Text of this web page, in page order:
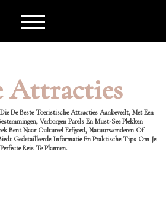
Attracties
De Beste Toeristische Attracties Aanbeveelt, Met Een
Verborgen Parels En Must-See Plekken
Bent Naar Cultureel Erfgoed, Natuurwonderen Of
Gedetailleerde Informatie En Praktische Tips Om Je
Perfecte Reis Te Plannen.